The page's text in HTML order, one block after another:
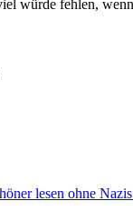
würde fehlen,